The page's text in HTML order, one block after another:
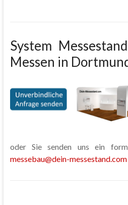
System
Messen in
oder Sie senden uns ein
messebau@dein-messestand.com